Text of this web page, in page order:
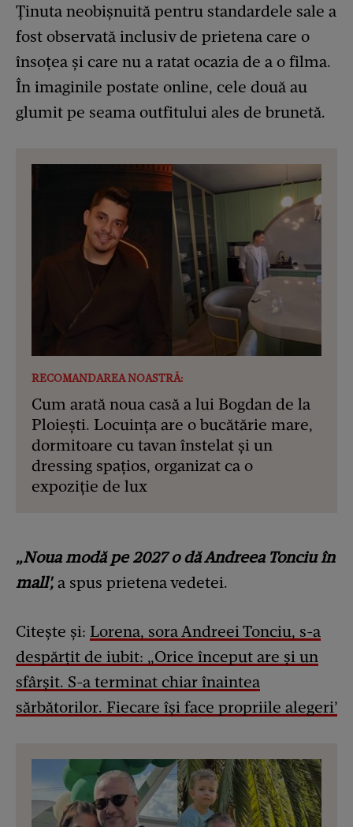
Ținuta neobișnuită pentru standardele sale a
fost observată inclusiv de prietena care o
însoțea și care nu a ratat ocazia de a o filma.
În imaginile postate online, cele două au
glumit pe seama outfitului ales de brunetă.
RECOMANDAREA NOASTRĂ:
Cum arată noua casă a lui Bogdan de la
Ploiești. Locuința are o bucătărie mare,
dormitoare cu tavan înstelat și un
dressing spațios, organizat ca o
expoziție de lux
„Noua modă pe 2027 o dă Andreea Tonciu în
mall', a spus prietena vedetei.
Citește și: Lorena, sora Andreei Tonciu, s-a
despărțit de iubit: „Orice început are și un
sfârșit. S-a terminat chiar înaintea
sărbătorilor. Fiecare își face propriile alegeri’